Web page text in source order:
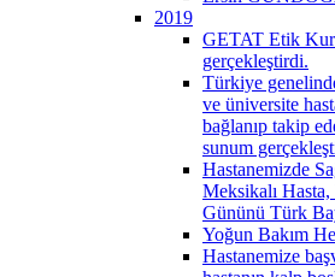
2019
GETAT Etik
gerçekleştirdi.
Türkiye
ve üniversite
bağlanıp takip
sunum
Hastanemizde
Meksikalı
Gününü Türk
Yoğun Bakım
Hastanemize